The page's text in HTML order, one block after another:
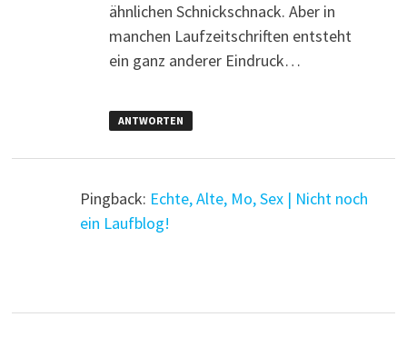
ähnlichen Schnickschnack. Aber in
manchen Laufzeitschriften entsteht
ein ganz anderer Eindruck…
ANTWORTEN
Pingback: Echte, Alte, Mo, Sex | Nicht noch
ein Laufblog!